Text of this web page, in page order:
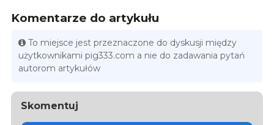
Komentarze do artykułu
To miejsce jest przeznaczone do dyskusji między
użytkownikami pig333.com a nie do zadawania pytań
autorom artykułów
Skomentuj